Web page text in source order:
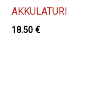
AKKULATURI
18.50€